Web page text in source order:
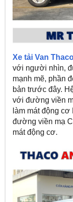
Xe tải Van
với người nhìn,
mạnh mẽ, phần
bản trước đây.
với đường viền
làm mát động
đường viền mạ
mát động cơ.